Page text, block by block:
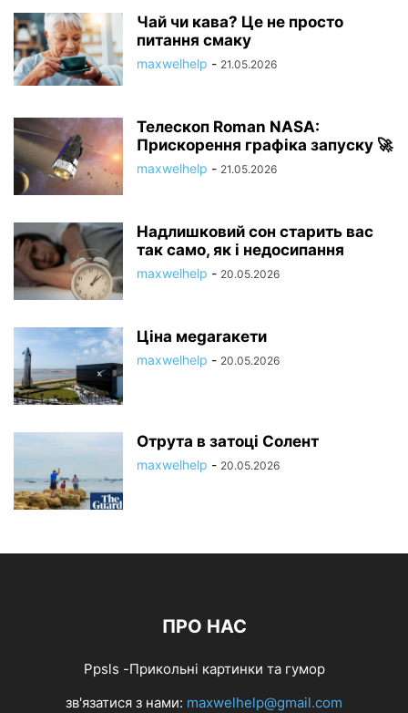
Чай чи кава? Це не просто
питання смаку
maxwelhelp - 21.05.2026
Телескоп Roman NASA:
Прискорення графіка запуску 🚀
maxwelhelp - 21.05.2026
Надлишковий сон старить вас
так само, як і недосипання
maxwelhelp - 20.05.2026
Ціна меgarакети
maxwelhelp - 20.05.2026
Отрута в затоці Солент
maxwelhelp - 20.05.2026
ПРО НАС
Ppsls -Прикольні картинки та гумор
зв'язатися з нами: maxwelhelp@gmail.com